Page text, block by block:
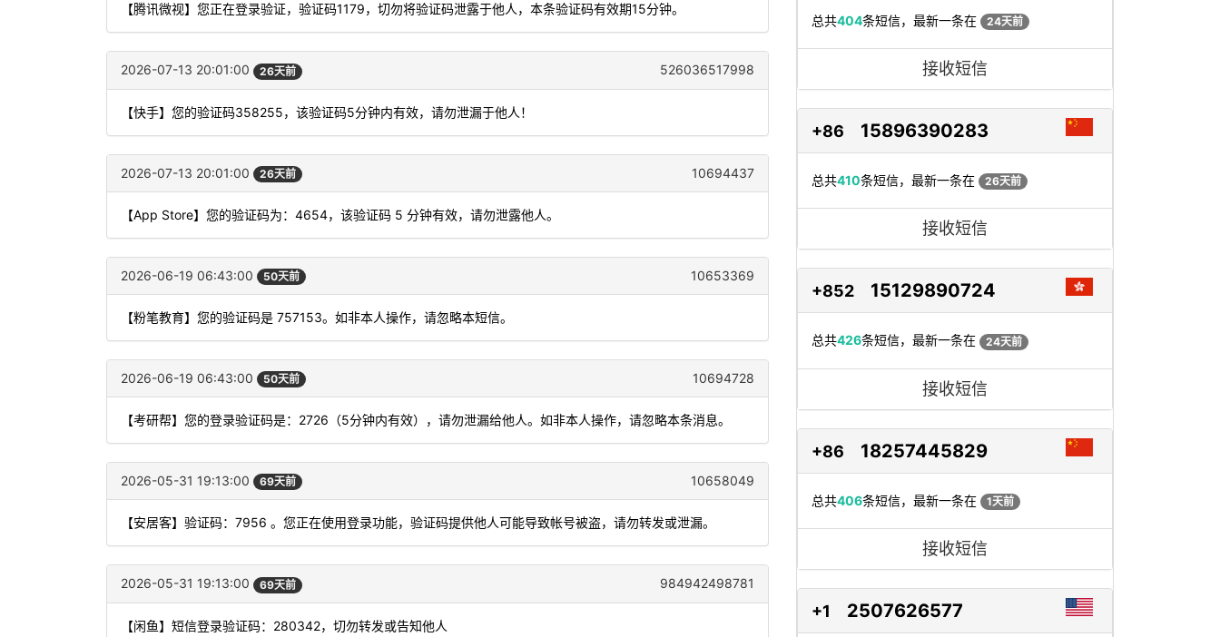
【腾讯微视】您正在登录验证，验证码1179，切勿将验证码泄露于他人，本条验证码有效期15分钟。
2026-07-13 20:01:00 26天前 526036517998
【快手】您的验证码358255，该验证码5分钟内有效，请勿泄漏于他人！
2026-07-13 20:01:00 26天前 10694437
【App Store】您的验证码为：4654，该验证码 5 分钟有效，请勿泄露他人。
2026-06-19 06:43:00 50天前 10653369
【粉笔教育】您的验证码是 757153。如非本人操作，请忽略本短信。
2026-06-19 06:43:00 50天前 10694728
【考研帮】您的登录验证码是：2726（5分钟内有效），请勿泄漏给他人。如非本人操作，请忽略本条消息。
2026-05-31 19:13:00 69天前 10658049
【安居客】验证码：7956 。您正在使用登录功能，验证码提供他人可能导致帐号被盗，请勿转发或泄漏。
2026-05-31 19:13:00 69天前 984942498781
【闲鱼】短信登录验证码：280342，切勿转发或告知他人
总共404条短信，最新一条在 24天前
接收短信
+86 15896390283
总共410条短信，最新一条在 26天前
接收短信
+852 15129890724
总共426条短信，最新一条在 24天前
接收短信
+86 18257445829
总共406条短信，最新一条在 1天前
接收短信
+1 2507626577